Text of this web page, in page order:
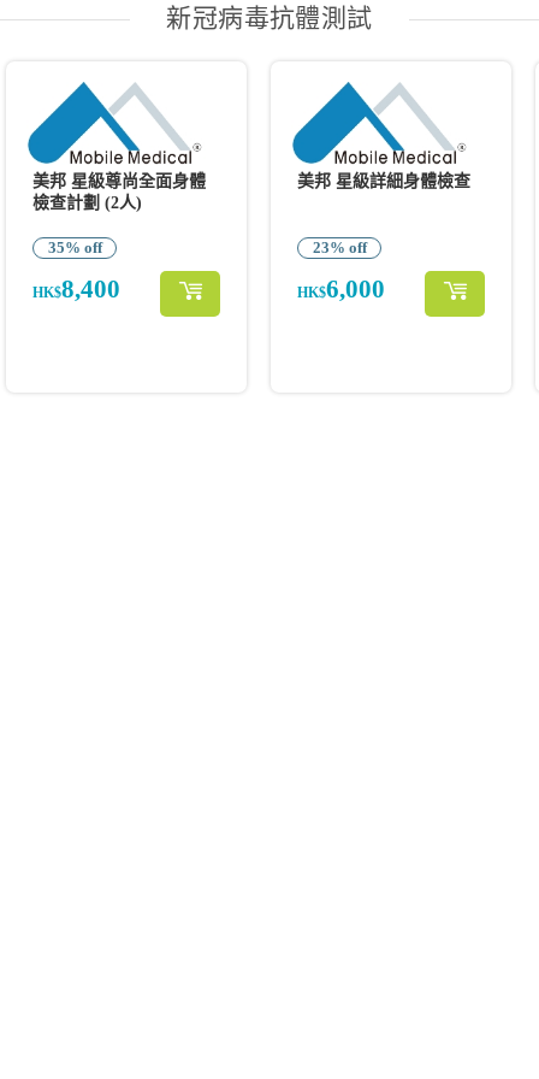
新冠病毒抗體測試
美邦 星級尊尚全面身體
檢查計劃 (2人)
35% off
HK$8,400
美邦 星級詳細身體檢查
23% off
HK$6,000